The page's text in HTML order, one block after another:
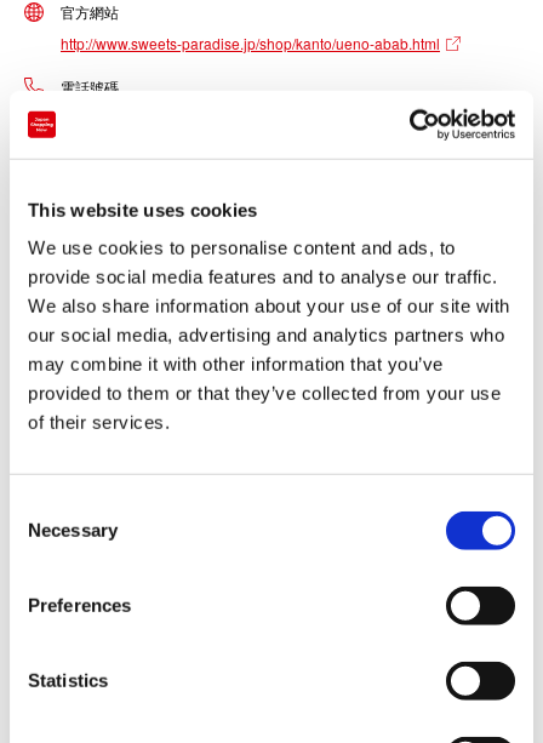
This website uses cookies
We use cookies to personalise content and ads, to
provide social media features and to analyse our traffic.
We also share information about your use of our site with
our social media, advertising and analytics partners who
may combine it with other information that you’ve
provided to them or that they’ve collected from your use
of their services.
Necessary
Preferences
Statistics
官方網站
http://www.sweets-paradise.jp/shop/kanto/ueno-abab.html
電話號碼
店舖種類
SWEETS PARADISE是以甜品為主，搭配義大利麵和沙拉、飲
品等暢飲・暢食的店鋪。
以「請盡情品嘗您喜愛的料理！」為概念，受到想要品嘗少量多
樣料理的女性及孩子們喜愛。
甜品從不可或缺的必備品項草莓蛋糕和巧克力蛋糕開始，到按季
的展示櫥窗壓卷全場，讓人湧出「全部都想吃！」的興奮期待
義大利麵和沙拉的種類也很多元，也請您一併品嘗正餐。
季節感的新鮮蔬菜，受到女性賓客好評。
衷心期待各位貴賓光臨本店。